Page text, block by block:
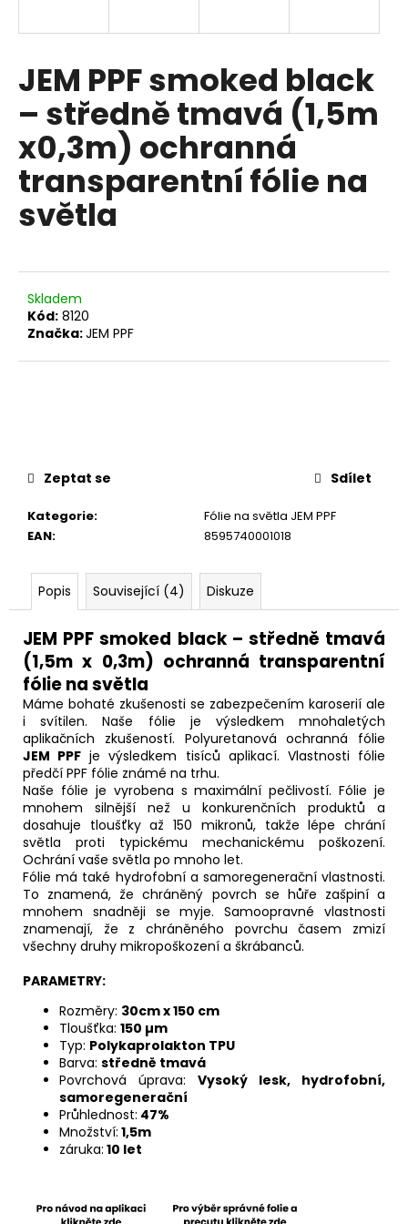
JEM PPF smoked black
– středně tmavá (1,5m
x0,3m) ochranná
transparentní fólie na
světla
Skladem
Kód: 8120
Značka:JEM PPF
Kategorie:
Fólie na světla JEM PPF
EAN: 8595740001018
Zeptat se Sdílet
Popis Související (4) Diskuze
JEM PPF smoked black – středně tmavá
(1,5m x 0,3m) ochranná transparentní
fólie na světla
Máme bohaté zkušenosti se zabezpečením karoserií ale
i svítilen. Naše fólie je výsledkem mnohaletých
aplikačních zkušeností. Polyuretanová ochranná fólie
JEM PPF je výsledkem tisíců aplikací. Vlastnosti fólie
předčí PPF fólie známé na trhu.
Naše fólie je vyrobena s maximální pečlivostí. Fólie je
mnohem silnější než u konkurenčních produktů a
dosahuje tloušťky až 150 mikronů, takže lépe chrání
světla proti typickému mechanickému poškození.
Ochrání vaše světla po mnoho let.
Fólie má také hydrofobní a samoregenerační vlastnosti.
To znamená, že chráněný povrch se hůře zašpiní a
mnohem snadněji se myje. Samoopravné vlastnosti
znamenají, že z chráněného povrchu časem zmizí
všechny druhy mikropoškození a škrábanců.
PARAMETRY:
Rozměry: 30cm x 150 cm
Tloušťka: 150 µm
Typ: Polykaprolakton TPU
Barva: středně tmavá
Povrchová úprava: Vysoký lesk, hydrofobní,
samoregenerační
Průhlednost: 47%
Množství: 1,5m
záruka: 10 let
t
?
D
o
p
e
m
e